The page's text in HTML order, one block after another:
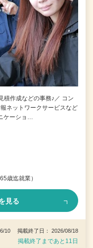
積作成などの事務♪／ コン
ネットワークサービスなど
ケーショ…
歳迄就業）
見る
10 掲載終了日： 2026/08/18
掲載終了まであと11日